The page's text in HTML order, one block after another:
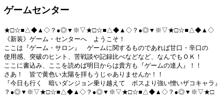
ゲームセンター
★□☆■△◆▲◇？●◎▼※▽★□☆■△◆▲◇？●◎▼※▽★□☆■△◆▲◇
《新装》ゲーム・センターへ ようこそ！
ここは『ゲーム・サロン』 ゲームに関するものであれば甘口・辛口の
使用感、突破のヒント、苦戦談や記録比べなどなど、なんでもＯＫ！
ここに書込み、ここを読めば明日からは貴方も『ゲームの達人』！！
さあ！ 皆で黄色い太陽を拝もうじゃありませんか！！
『今日も行く 暗いダンジョン乗り越えて ボスより強い憎いザコキャラ
？●◎▼※▽★□☆■△◆▲◇？●◎▼※▽★□☆■△◆▲◇？●◎▼※▽★□